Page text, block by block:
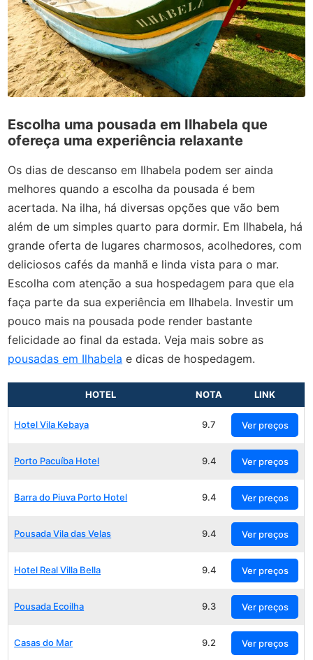
Escolha uma pousada em Ilhabela que
ofereça uma experiência relaxante
Os dias de descanso em Ilhabela podem ser ainda
melhores quando a escolha da pousada é bem
acertada. Na ilha, há diversas opções que vão bem
além de um simples quarto para dormir. Em Ilhabela, há
grande oferta de lugares charmosos, acolhedores, com
deliciosos cafés da manhã e linda vista para o mar.
Escolha com atenção a sua hospedagem para que ela
faça parte da sua experiência em Ilhabela. Investir um
pouco mais na pousada pode render bastante
felicidade ao final da estada. Veja mais sobre as
pousadas em Ilhabela e dicas de hospedagem.
HOTEL NOTA LINK
Hotel Vila Kebaya 9.7 Ver preços
Porto Pacuíba Hotel 9.4 Ver preços
Barra do Piuva Porto Hotel 9.4 Ver preços
Pousada Vila das Velas 9.4 Ver preços
Hotel Real Villa Bella 9.4 Ver preços
Pousada Ecoilha 9.3 Ver preços
Casas do Mar 9.2 Ver preços